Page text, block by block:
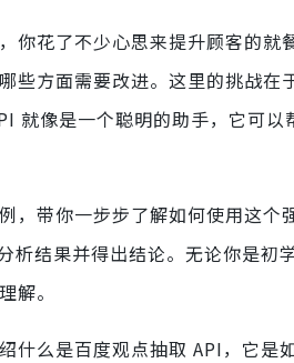
你花了不少心思来提升顾客的
些方面需要改进。这里的挑战
就像是一个聪明的助手，它可
，带你一步步了解如何使用这
析结果并得出结论。无论你是
解。
什么是百度观点抽取 API，它是